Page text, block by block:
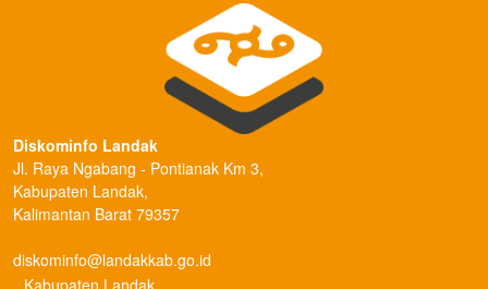
Diskominfo Landak
Jl. Raya Ngabang - Pontianak Km 3,
Kabupaten Landak,
Kalimantan Barat 79357
diskominfo@landakkab.go.id
Kabupaten Landak